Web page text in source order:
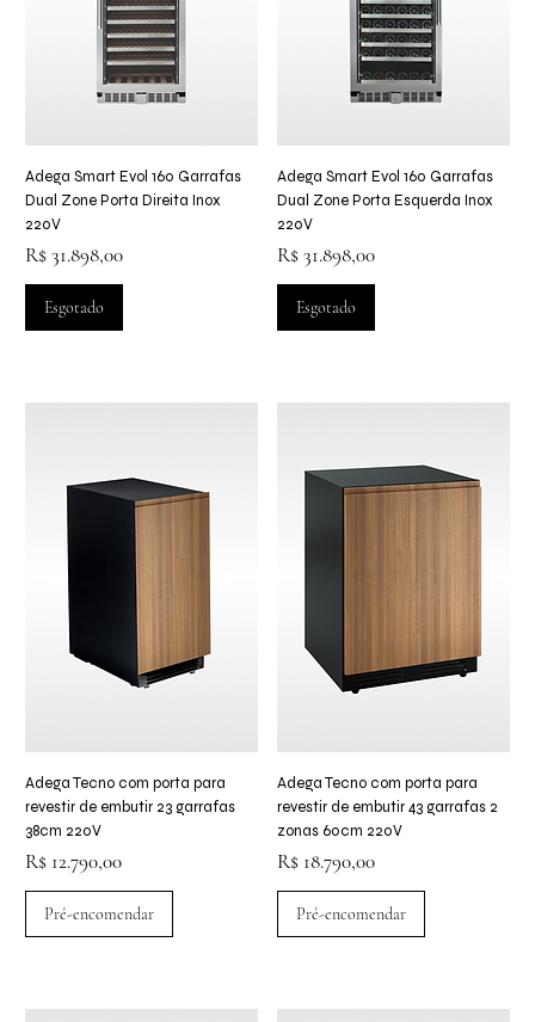
Adega Smart Evol 160 Garrafas
Dual Zone Porta Direita Inox
220V
Preço
R$ 31.898,00
Esgotado
Adega Smart Evol 160 Garrafas
Dual Zone Porta Esquerda Inox
220V
Preço
R$ 31.898,00
Esgotado
Adega Tecno com porta para
revestir de embutir 23 garrafas
38cm 220V
Preço
R$ 12.790,00
Pré-encomendar
Adega Tecno com porta para
revestir de embutir 43 garrafas 2
zonas 60cm 220V
Preço
R$ 18.790,00
Pré-encomendar